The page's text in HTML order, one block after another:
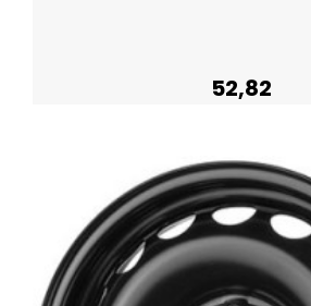
Acheter
52,82